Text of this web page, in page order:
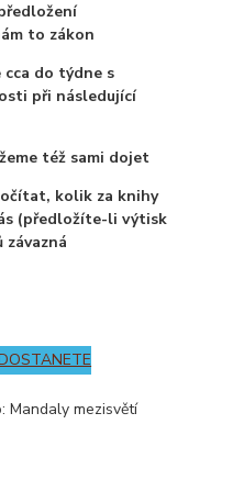
to zákon
cca do týdne s
při následující
též sami dojet
kolik za knihy
(předložíte-li výtisk
Mandaly mezisvětí